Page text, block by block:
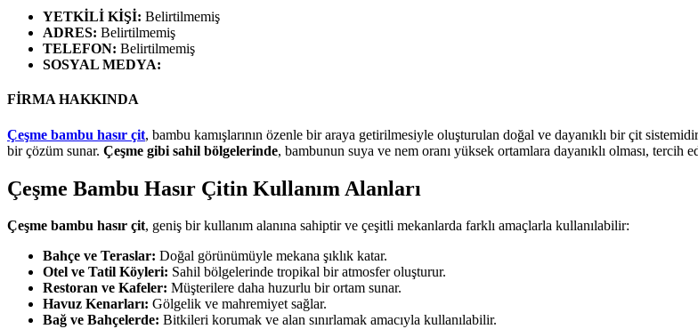
YETKİLİ KİŞİ: Belirtilmemiş
ADRES: Belirtilmemiş
TELEFON: Belirtilmemiş
SOSYAL MEDYA:
FİRMA HAKKINDA
Çeşme bambu hasır çit, bambu kamışlarının özenle bir araya getirilmesiyle oluşturulan doğal ve dayanıklı bir çit
bir çözüm sunar. Çeşme gibi sahil bölgelerinde, bambunun suya ve nem oranı yüksek ortamlara dayanıklı olması, tercih
Çeşme Bambu Hasır Çitin Kullanım Alanları
Çeşme bambu hasır çit, geniş bir kullanım alanına sahiptir ve çeşitli mekanlarda farklı amaçlarla kullanılabilir:
Bahçe ve Teraslar: Doğal görünümüyle mekana şıklık katar.
Otel ve Tatil Köyleri: Sahil bölgelerinde tropikal bir atmosfer oluşturur.
Restoran ve Kafeler: Müşterilere daha huzurlu bir ortam sunar.
Havuz Kenarları: Gölgelik ve mahremiyet sağlar.
Bağ ve Bahçelerde: Bitkileri korumak ve alan sınırlamak amacıyla kullanılabilir.